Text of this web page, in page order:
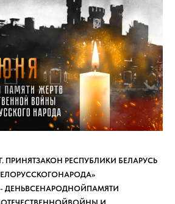
ПРИНЯТЗАКОН РЕСПУБЛИКИ БЕЛАРУСЬ
- ДЕНЬВСЕНАРОДНОЙПАМЯТИ